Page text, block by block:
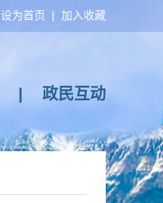
设为首页 | 加入收藏
政民互动